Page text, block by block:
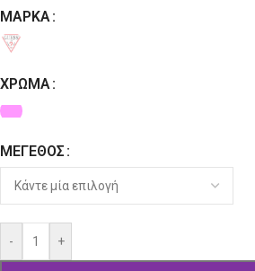
ΜΆΡΚΑ
ΧΡΏΜΑ
ΜΈΓΕΘΟΣ
- +
Alternative: